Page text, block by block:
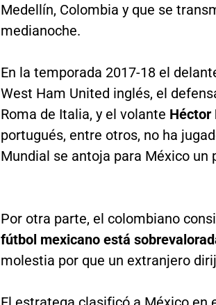
Medellín, Colombia y que se
medianoche.
En la temporada 2017-18 el
West Ham United inglés, el
Roma de Italia, y el volante Héctor
portugués, entre otros, no ha
Mundial se antoja para México un
Por otra parte, el colombiano
fútbol mexicano está
molestia por que un extranjero